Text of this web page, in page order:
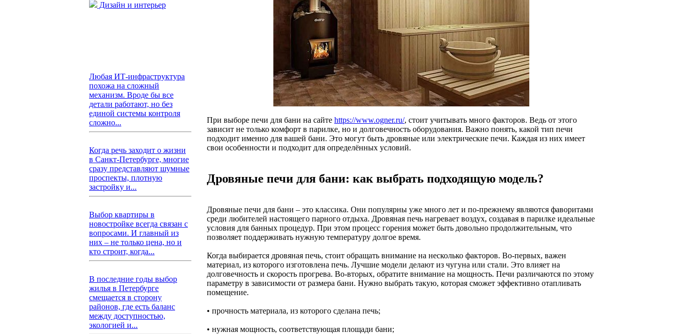
Дизайн и интерьер
Любая ИТ-инфраструктура
похожа на сложный
механизм. Вроде бы все
детали работают, но без
единой системы контроля
сложно...
Когда речь заходит о жизни
в Санкт-Петербурге, многие
сразу представляют шумные
проспекты, плотную
застройку и...
Выбор квартиры в
новостройке всегда связан с
вопросами. И главный из
них – не только цена, но и
кто строит, когда...
В последние годы выбор
жилья в Петербурге
смещается в сторону
районов, где есть баланс
между доступностью,
экологией и...
При выборе печи для бани на сайте https://www.ogner.ru/, стоит учитывать много факторов. Ведь от этого
зависит не только комфорт в парилке, но и долговечность оборудования. Важно понять, какой тип печи
подходит именно для вашей бани. Это могут быть дровяные или электрические печи. Каждая из них имеет
свои особенности и подходит для определённых условий.
Дровяные печи для бани: как выбрать подходящую модель?
Дровяные печи для бани – это классика. Они популярны уже много лет и по-прежнему являются фаворитами
среди любителей настоящего парного отдыха. Дровяная печь нагревает воздух, создавая в парилке идеальные
условия для банных процедур. При этом процесс горения может быть довольно продолжительным, что
позволяет поддерживать нужную температуру долгое время.
Когда выбирается дровяная печь, стоит обращать внимание на несколько факторов. Во-первых, важен
материал, из которого изготовлена печь. Лучшие модели делают из чугуна или стали. Это влияет на
долговечность и скорость прогрева. Во-вторых, обратите внимание на мощность. Печи различаются по этому
параметру в зависимости от размера бани. Нужно выбрать такую, которая сможет эффективно отапливать
помещение.
• прочность материала, из которого сделана печь;
• нужная мощность, соответствующая площади бани;